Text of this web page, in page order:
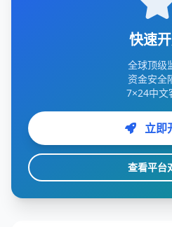
快速
全球顶级
资金安全
7×24中文
立即
查看平台